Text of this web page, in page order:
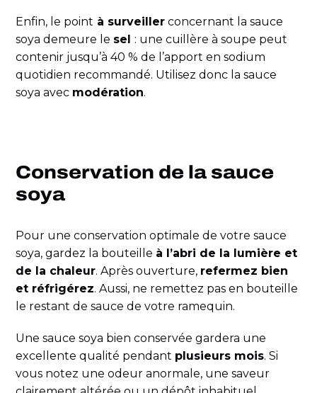
Enfin, le point à surveiller concernant la sauce
soya demeure le sel : une cuillère à soupe peut
contenir jusqu’à 40 % de l’apport en sodium
quotidien recommandé. Utilisez donc la sauce
soya avec modération.
Conservation de la sauce
soya
Pour une conservation optimale de votre sauce
soya, gardez la bouteille à l’abri de la lumière et
de la chaleur. Après ouverture, refermez bien
et réfrigérez. Aussi, ne remettez pas en bouteille
le restant de sauce de votre ramequin.
Une sauce soya bien conservée gardera une
excellente qualité pendant plusieurs mois. Si
vous notez une odeur anormale, une saveur